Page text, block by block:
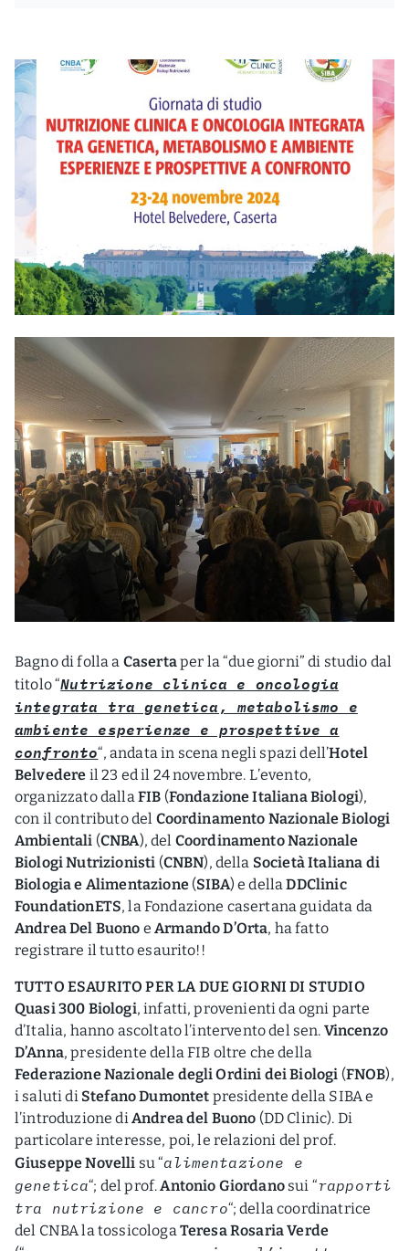
Bagno di folla a Casertaper la “due giorni” di studio dal
titolo “Nutrizione clinica e oncologia
integrata tra genetica, metabolismo e
ambiente esperienze e prospettive a
confronto“, andata in scena negli spazi dell’Hotel
Belvedere il 23 ed il 24 novembre. L’evento,
organizzato dallaFIB (Fondazione Italiana Biologi),
con il contributo del Coordinamento Nazionale Biologi
Ambientali (CNBA), del Coordinamento Nazionale
Biologi Nutrizionisti (CNBN), della Società Italiana di
Biologia e Alimentazione(SIBA) e dellaDDClinic
FoundationETS, la Fondazione casertana guidata da
Andrea Del Buono eArmando D’Orta, ha fatto
registrare il tutto esaurito!!
TUTTO ESAURITO PER LA DUE GIORNI DI STUDIO
Quasi 300 Biologi, infatti, provenienti da ogni parte
d’Italia, hanno ascoltato l’intervento del sen. Vincenzo
D’Anna, presidente della FIB oltre che della
Federazione Nazionale degli Ordini dei Biologi (FNOB),
i saluti di Stefano Dumontet presidente della SIBA e
l’introduzione diAndrea del Buono (DD Clinic). Di
particolare interesse, poi, le relazioni del prof.
Giuseppe Novelli su “alimentazione e
genetica“; del prof.Antonio Giordano sui “rapporti
tra nutrizione e cancro“; della coordinatrice
del CNBA la tossicologaTeresa Rosaria Verde